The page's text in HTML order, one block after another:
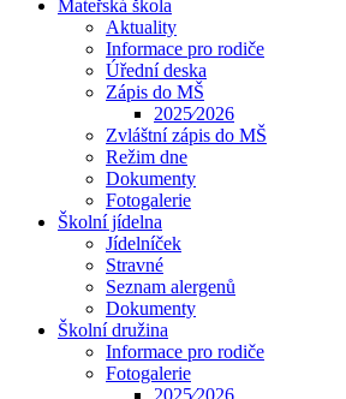
Mateřská škola
Aktuality
Informace pro rodiče
Úřední deska
Zápis do MŠ
2025⁄2026
Zvláštní zápis do MŠ
Režim dne
Dokumenty
Fotogalerie
Školní jídelna
Jídelníček
Stravné
Seznam alergenů
Dokumenty
Školní družina
Informace pro rodiče
Fotogalerie
2025⁄2026